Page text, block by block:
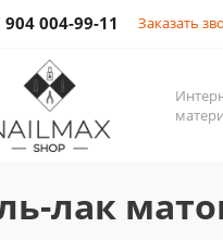
904 004-99-11 Заказать
лак